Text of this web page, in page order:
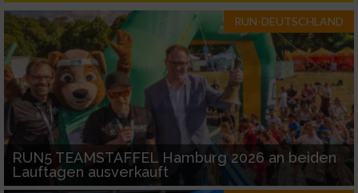
RUN-DEUTSCHLAND
RUN5 TEAMSTAFFEL Hamburg 2026 an beiden
Lauftagen ausverkauft
Performance
Funktional
Werbung